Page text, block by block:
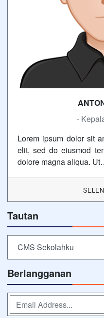
-
Lorem ipsum dolor sit
elit, sed do eiusmod
dolore magna aliqua.
Tautan
CMS Sekolahku
Berlangganan